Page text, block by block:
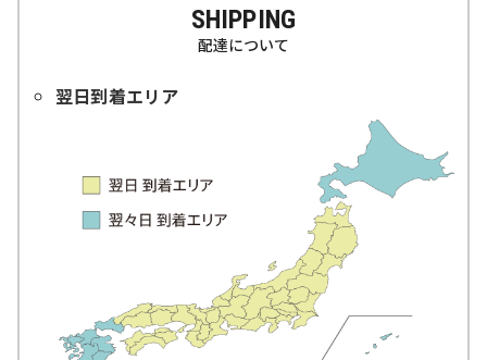
SHIPPING
配達について
翌日到着エリア